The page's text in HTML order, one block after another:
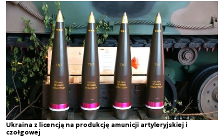
Ukraina z licencją na produkcję amunicji artyleryjskiej i
czołgowej